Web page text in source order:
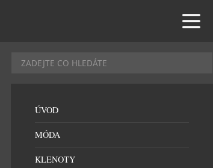
ÚVOD
MÓDA
KLENOTY